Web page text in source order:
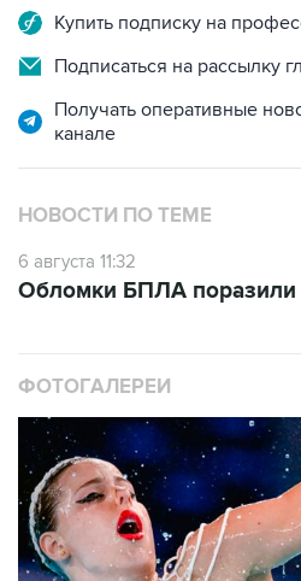
Подписаться на рассылку
Получать оперативные
канале
НОВОСТИ ПО ТЕМЕ
6 августа 11:32